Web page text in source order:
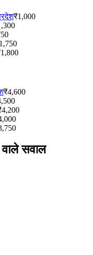
₹1,000
₹4,600
सवाल